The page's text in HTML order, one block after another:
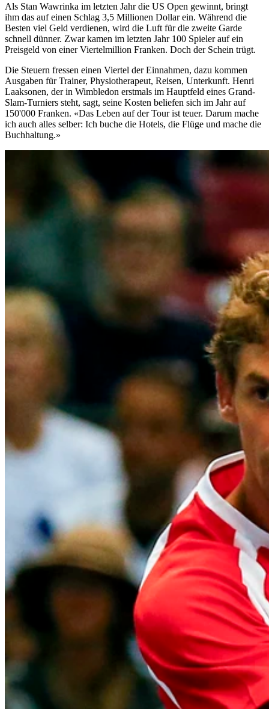
Als Stan Wawrinka im letzten Jahr die US Open gewinnt, bringt
ihm das auf einen Schlag 3,5 Millionen Dollar ein. Während die
Besten viel Geld verdienen, wird die Luft für die zweite Garde
schnell dünner. Zwar kamen im letzten Jahr 100 Spieler auf ein
Preisgeld von einer Viertelmillion Franken. Doch der Schein trügt.
Die Steuern fressen einen Viertel der Einnahmen, dazu kommen
Ausgaben für Trainer, Physiotherapeut, Reisen, Unterkunft. Henri
Laaksonen, der in Wimbledon erstmals im Hauptfeld eines Grand-
Slam-Turniers steht, sagt, seine Kosten beliefen sich im Jahr auf
150'000 Franken. «Das Leben auf der Tour ist teuer. Darum mache
ich auch alles selber: Ich buche die Hotels, die Flüge und mache die
Buchhaltung.»